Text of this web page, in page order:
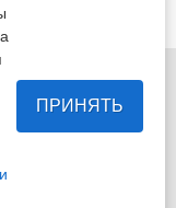
шоссе
ПРИНЯТЬ